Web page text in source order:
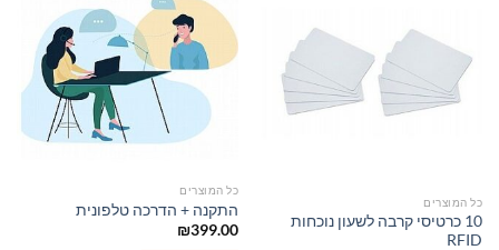
כל המוצרים
10 כרטיסי קרבה לשעון נוכחות
RFID
כל המוצרים
התקנה + הדרכה טלפונית
₪399.00